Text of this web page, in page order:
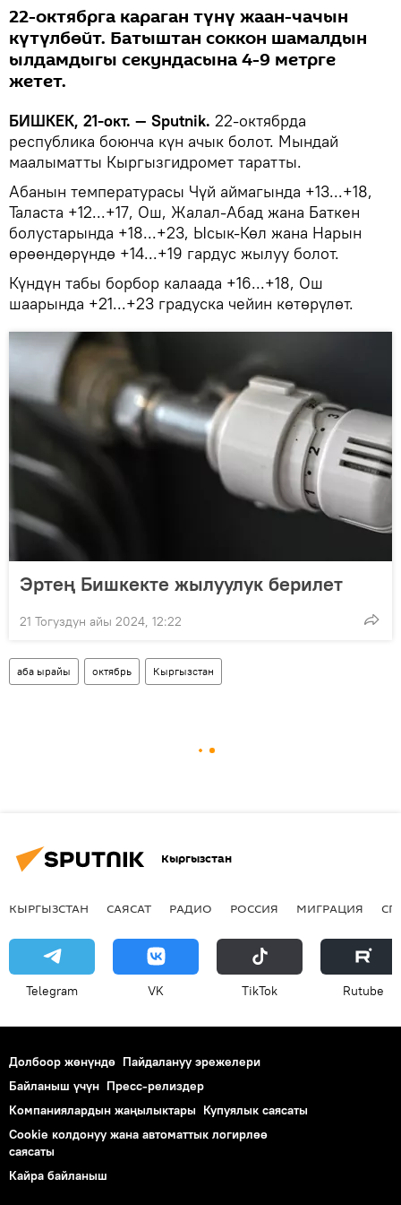
22-октябрга караган түнү жаан-чачын
күтүлбөйт. Батыштан соккон шамалдын
ылдамдыгы секундасына 4-9 метрге
жетет.
БИШКЕК, 21-окт. — Sputnik. 22-октябрда
республика боюнча күн ачык болот. Мындай
маалыматты Кыргызгидромет таратты.
Абанын температурасы Чүй аймагында +13...+18,
Таласта +12...+17, Ош, Жалал-Абад жана Баткен
болустарында +18...+23, Ысык-Көл жана Нарын
өрөөндөрүндө +14...+19 гардус жылуу болот.
Күндүн табы борбор калаада +16...+18, Ош
шаарында +21...+23 градуска чейин көтөрүлөт.
Эртең Бишкекте жылуулук берилет
21 Тогуздун айы 2024, 12:22
аба ырайы октябрь Кыргызстан
Кыргызстан
КЫРГЫЗСТАН САЯСАТ РАДИО РОССИЯ МИГРАЦИЯ
Telegram VK ТikТоk Rutube
Долбоор жөнүндө Пайдалануу эрежелери
Байланыш үчүн Пресс-релиздер
Компаниялардын жаңылыктары Купуялык саясаты
Cookie колдонуу жана автоматтык логирлөө
саясаты
Кайра байланыш